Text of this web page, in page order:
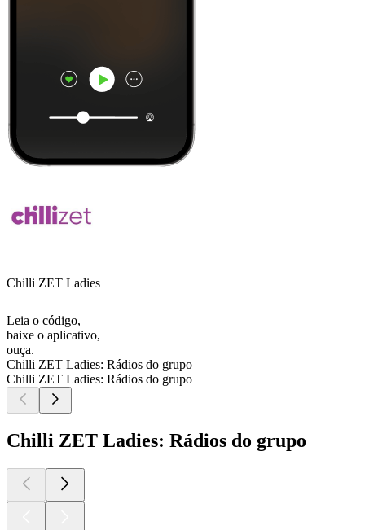
Chilli ZET Ladies
Leia o código,
baixe o aplicativo,
ouça.
Chilli ZET Ladies: Rádios do grupo
Chilli ZET Ladies: Rádios do grupo
Chilli ZET Ladies: Rádios do grupo